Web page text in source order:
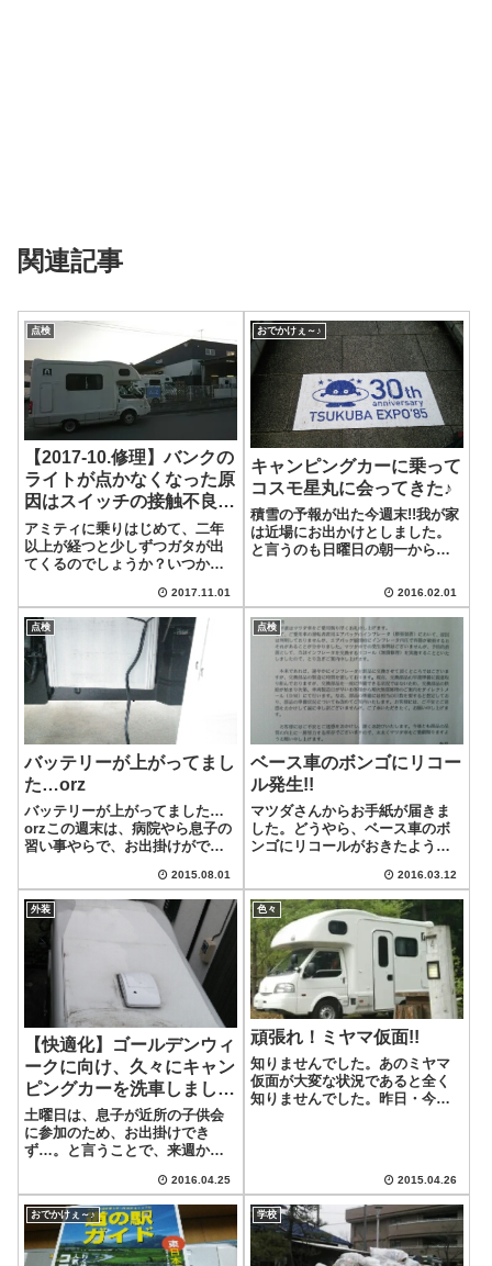
関連記事
点検
【2017-10.修理】バンクの
ライトが点かなくなった原
因はスイッチの接触不良で
した
アミティに乗りはじめて、二年
以上が経つと少しずつガタが出
てくるのでしょうか？いつから
ある二つのライトが両方とも点
かなくなっていました。両方が
点かなくなるということなの
で、ヒューズかな？っと思いま
したが、ヒューズは...
2017.11.01
おでかけぇ～♪
キャンピングカーに乗って
コスモ星丸に会ってきた♪
積雪の予報が出た今週末!!我が家
は近場にお出かけとしました。
と言うのも日曜日の朝一から用
宅しなくてはなりません。と言
うことで、金曜出発の土曜日帰
宅のシヨートステイキャンピン
グとなりました。昨年の傾向よ
り、あまり組...
2016.02.01
点検
バッテリーが上がってまし
た…orz
バッテリーが上がってました…
orzこの週末は、病院やら息子の
習い事やらで、お出掛けができ
週はお出かけしようと思ってい
るので、近所での用事を今週末
に集中して済ませようと言うの
が本音なのですけどね(;^_^Aな
ので、...
2015.08.01
点検
ベース車のボンゴにリコー
ル発生!!
マツダさんからお手紙が届きま
した。どうやら、ベース車のボ
ンゴにリコールがおきたようで
ック展開時に膨張装置内圧で容
器が破損する可能性があるそう
な…。(破裂の動画はこちら!!)す
ぐの修理は無理とのこと…この
膨張装置を...
2016.03.12
外装
【快適化】ゴールデンウィ
ークに向け、久々にキャン
ピングカーを洗車しまし
た!!
土曜日は、息子が近所の子供会
に参加のため、お出掛けでき
ず…。と言うことで、来週から
て、諸々の準備をすることにし
ました。久々の洗車♪まずは、息
子がいないのをこれ幸いと久々
にキャンピングカーの洗車を行
いました。やらなき...
2016.04.25
色々
頑張れ！ミヤマ仮面!!
知りませんでした。あのミヤマ
仮面が大変な状況であると全く
知りませんでした。昨日・今日
なぁ…この頃見ないなぁ…って
思ってました。色...
2015.04.26
おでかけぇ～♪ 学校